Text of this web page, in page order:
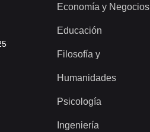
Economía y Negocios
Educación
Filosofía y
Humanidades
Psicología
Ingeniería